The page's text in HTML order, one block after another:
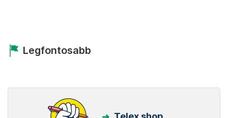
Legfontosabb